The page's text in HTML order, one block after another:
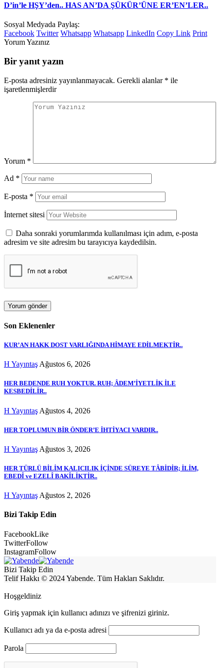
D’in’le HŞY’den.. HAS AN’DA ŞÜKÜR’ÜNE ER’EN’LER..
Sosyal Medyada Paylaş:
Facebook Twitter Whatsapp Whatsapp LinkedIn Copy Link Print
Yorum Yazınız
Bir yanıt yazın
E-posta adresiniz yayınlanmayacak. Gerekli alanlar * ile
işaretlenmişlerdir
Yorum *
Ad *
E-posta *
İnternet sitesi
Daha sonraki yorumlarımda kullanılması için adım, e-posta
adresim ve site adresim bu tarayıcıya kaydedilsin.
Son Eklenenler
KUR’AN HAKK DOST VARLIĞINDA HİMAYE EDİLMEKTİR..
H Yayıntaş Ağustos 6, 2026
HER BEDENDE RUH YOKTUR. RUH; ÂDEM’İYETLİK İLE
KESBEDİLİR..
H Yayıntaş Ağustos 4, 2026
HER TOPLUMUN BİR ÖNDER’E İHTİYACI VARDIR..
H Yayıntaş Ağustos 3, 2026
HER TÜRLÜ BİLİM KALICILIK İÇİNDE SÜREYE TÂBİDİR; İLİM,
EBEDÎ ve EZELÎ BAKÎLİKTİR..
H Yayıntaş Ağustos 2, 2026
Bizi Takip Edin
FacebookLike
TwitterFollow
InstagramFollow
Bizi Takip Edin
Telif Hakkı © 2024 Yabende. Tüm Hakları Saklıdır.
Hoşgeldiniz
Giriş yapmak için kullanıcı adınızı ve şifrenizi giriniz.
Kullanıcı adı ya da e-posta adresi
Parola